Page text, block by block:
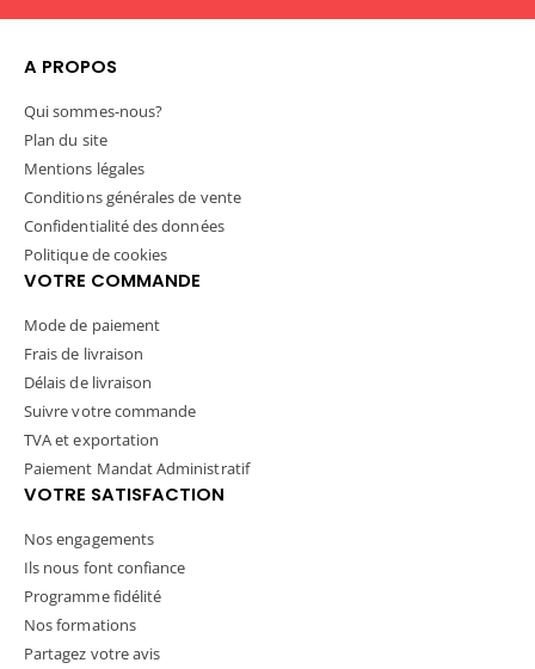
A PROPOS
Qui sommes-nous?
Plan du site
Mentions légales
Conditions générales de vente
Confidentialité des données
Politique de cookies
VOTRE COMMANDE
Mode de paiement
Frais de livraison
Délais de livraison
Suivre votre commande
TVA et exportation
Paiement Mandat Administratif
VOTRE SATISFACTION
Nos engagements
Ils nous font confiance
Programme fidélité
Nos formations
Partagez votre avis